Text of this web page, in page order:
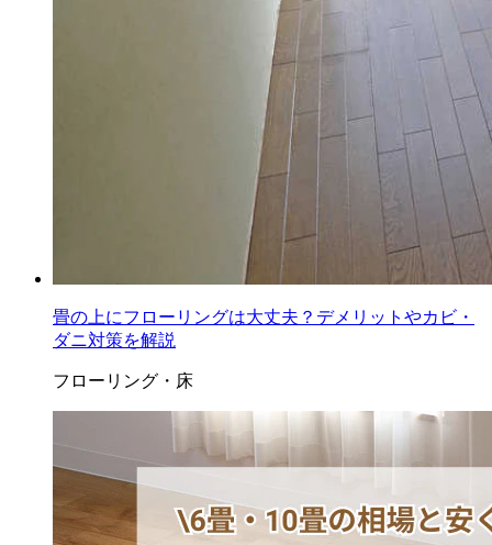
畳の上にフローリングは大丈夫？デメリットやカビ・
ダニ対策を解説
フローリング・床